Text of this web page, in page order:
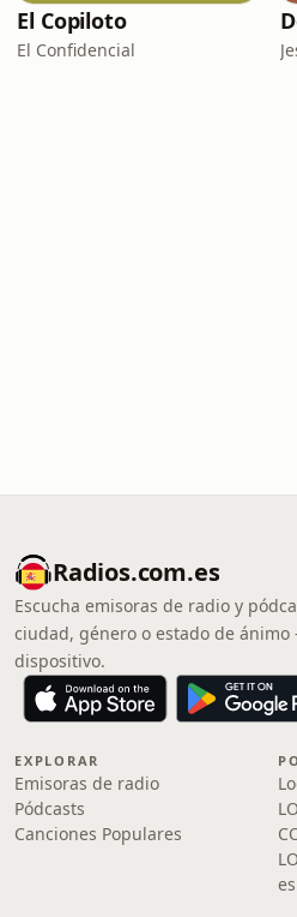
El Copiloto
El Confidencial
Radios.com.es
Escucha emisoras de radio y
ciudad, género o estado de
dispositivo.
EXPLORAR
Emisoras de radio
Pódcasts
Canciones Populares